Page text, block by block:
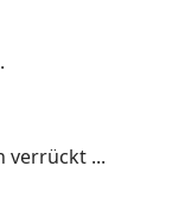
verrückt ...